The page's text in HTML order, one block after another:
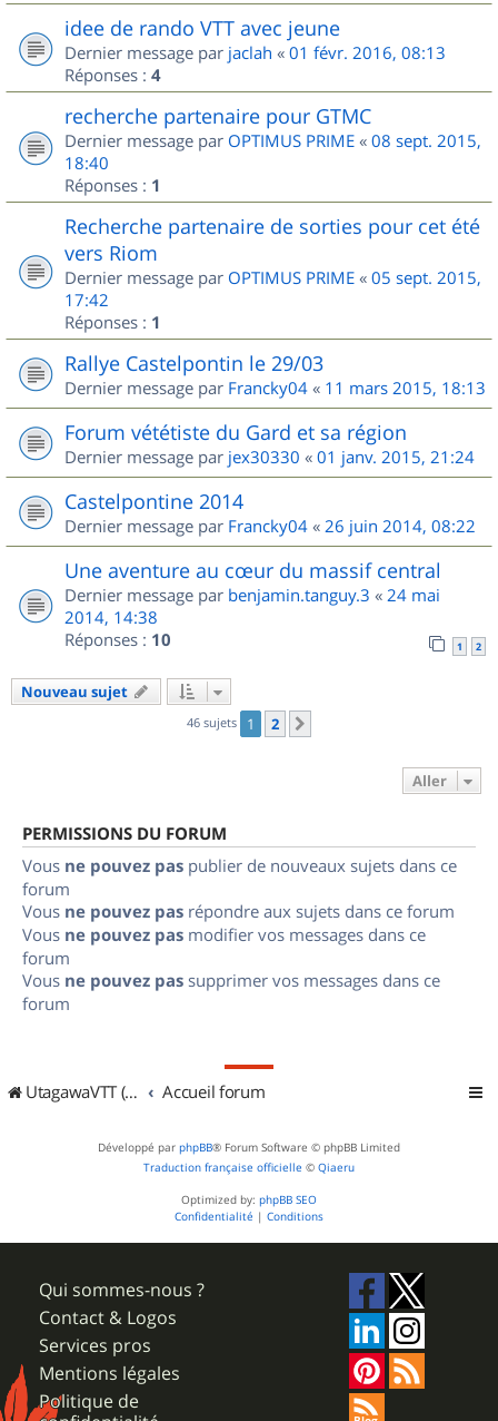
idee de rando VTT avec jeune
Dernier message par jaclah « 01 févr. 2016, 08:13
Réponses : 4
recherche partenaire pour GTMC
Dernier message par OPTIMUS PRIME « 08 sept. 2015,
18:40
Réponses : 1
Recherche partenaire de sorties pour cet été
vers Riom
Dernier message par OPTIMUS PRIME « 05 sept. 2015,
17:42
Réponses : 1
Rallye Castelpontin le 29/03
Dernier message par Francky04 « 11 mars 2015, 18:13
Forum vététiste du Gard et sa région
Dernier message par jex30330 « 01 janv. 2015, 21:24
Castelpontine 2014
Dernier message par Francky04 « 26 juin 2014, 08:22
Une aventure au cœur du massif central
Dernier message par benjamin.tanguy.3 « 24 mai
2014, 14:38
Réponses : 10 1 2
Nouveau sujet
46 sujets 1 2
Aller
PERMISSIONS DU FORUM
Vous ne pouvez pas publier de nouveaux sujets dans ce
forum
Vous ne pouvez pas répondre aux sujets dans ce forum
Vous ne pouvez pas modifier vos messages dans ce
forum
Vous ne pouvez pas supprimer vos messages dans ce
forum
UtagawaVTT (Randos VTT et VTTAE avec traces GPS) Accueil forum
Développé par phpBB® Forum Software © phpBB Limited
Traduction française officielle © Qiaeru
Optimized by: phpBB SEO
Confidentialité | Conditions
Qui sommes-nous ?
Contact & Logos
Services pros
Mentions légales
Politique de